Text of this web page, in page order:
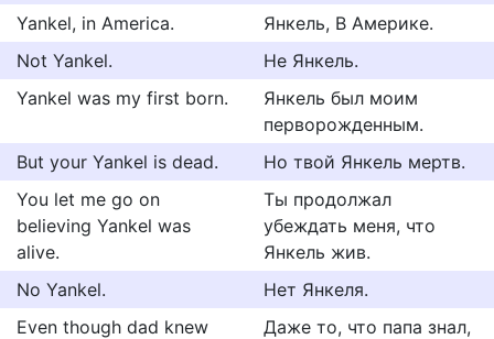
Yankel, in America.
Янкель, В Америке.
Not Yankel.
Не Янкель.
Yankel was my first born.
Янкель был моим
перворожденным.
But your Yankel is dead.
Но твой Янкель мертв.
You let me go on
believing Yankel was
alive.
Ты продолжал
убеждать меня, что
Янкель жив.
No Yankel.
Нет Янкеля.
Even though dad knew
Даже то, что папа знал,